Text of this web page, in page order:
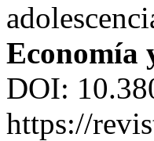
Economía
DOI:
https://